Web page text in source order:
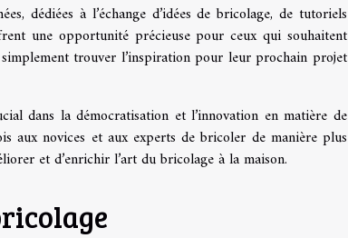
dédiées à l’échange d’idées de bricolage, de tutoriels
une opportunité précieuse pour ceux qui souhaitent
trouver l’inspiration pour leur prochain projet
dans la démocratisation et l’innovation en matière de
aux novices et aux experts de bricoler de manière plus
et d’enrichir l’art du bricolage à la maison.